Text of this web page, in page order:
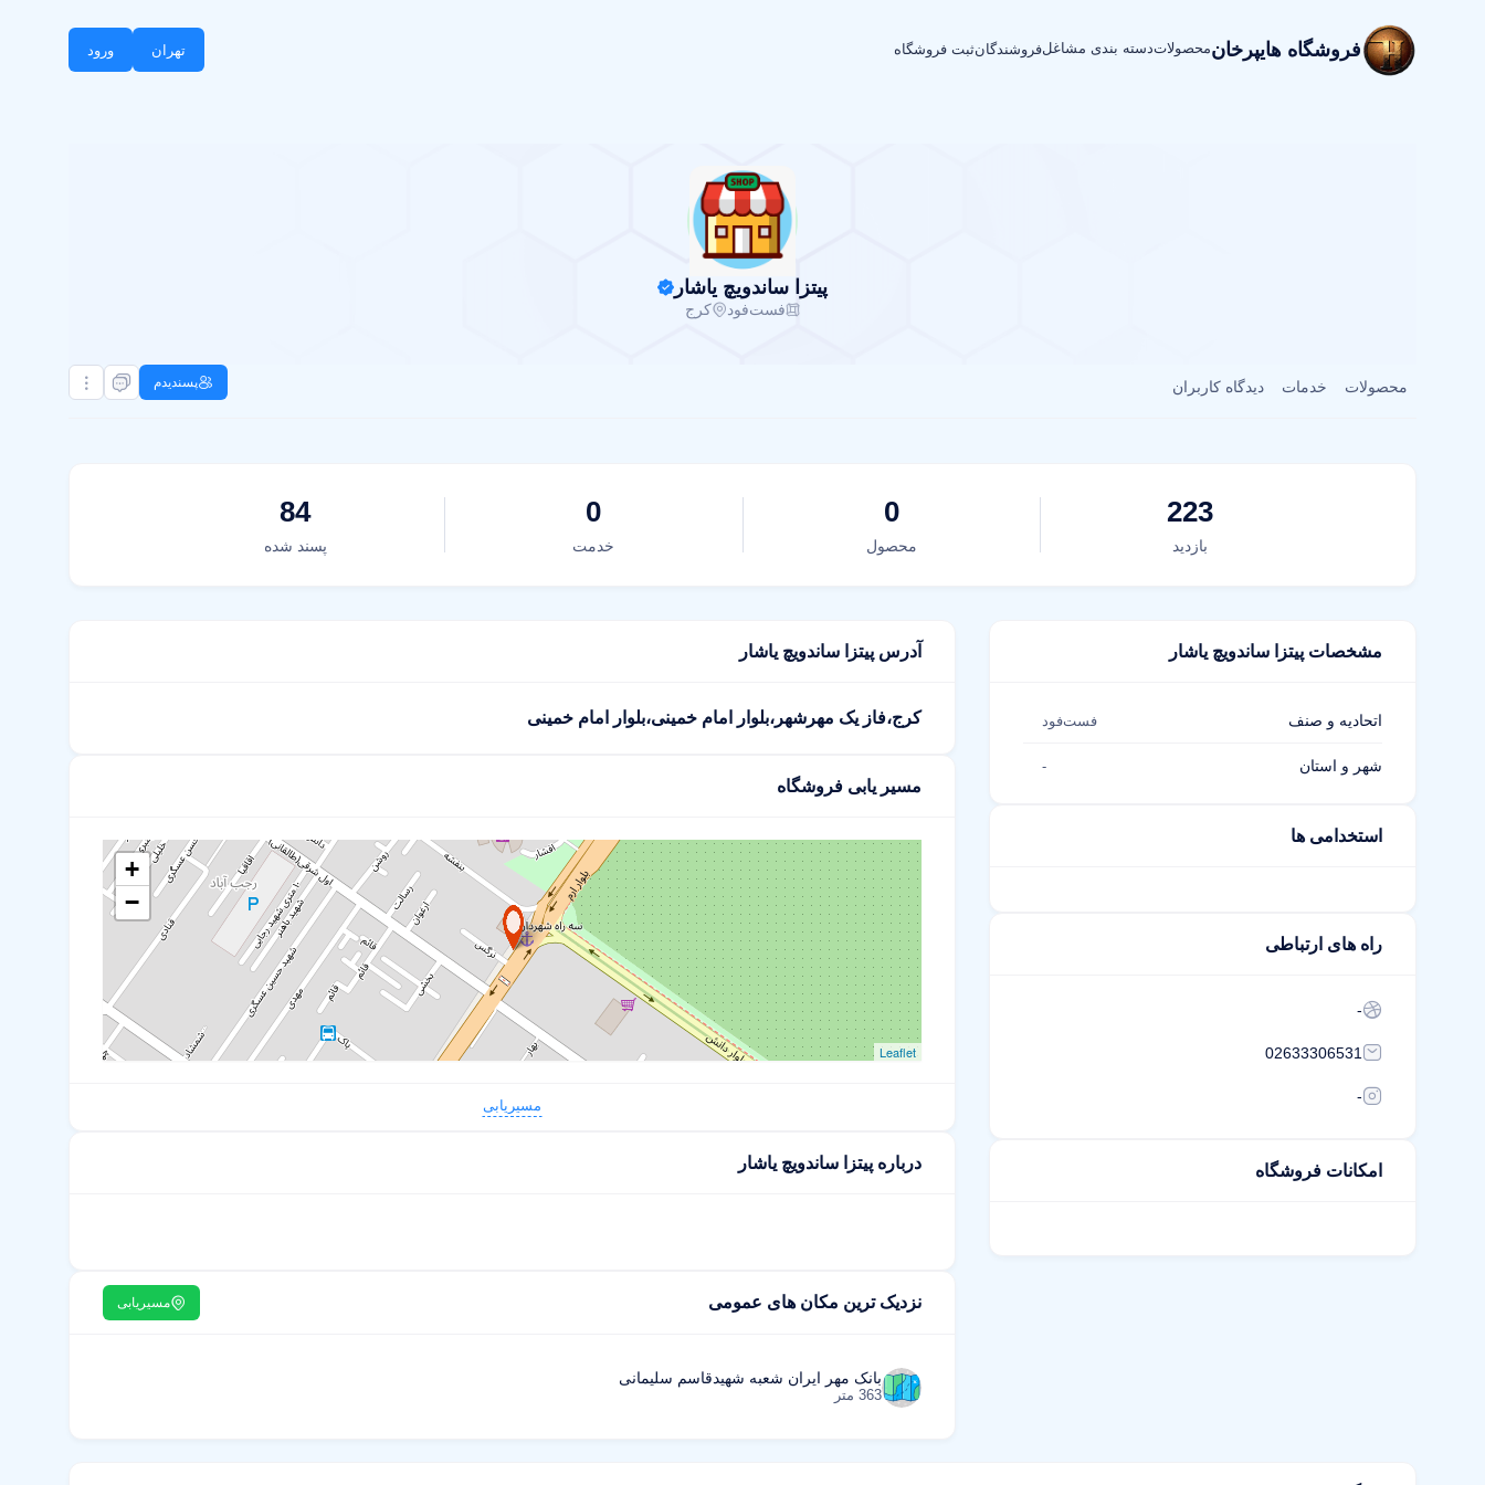
فروشگاه هایپرخانمحصولاتدسته بندی مشاغلفروشندگانثبت فروشگاه تهران ورود
پیتزا ساندویچ یاشار
فست‌فود کرج
محصولات خدمات دیدگاه کاربران پسندیدم
223
بازدید
0
محصول
0
خدمت
84
پسند شده
مشخصات پیتزا ساندویچ یاشار
اتحادیه و صنف فست‌فود
شهر و استان -
استخدامی ها
راه های ارتباطی
-
02633306531
-
امکانات فروشگاه
آدرس پیتزا ساندویچ یاشار
کرج،فاز یک مهرشهر،بلوار امام خمینی،بلوار امام خمینی
مسیر یابی فروشگاه
+
−
Leaflet
مسیریابی
درباره پیتزا ساندویچ یاشار
نزدیک ترین مکان های عمومی مسیریابی
بانک مهر ایران شعبه شهیدقاسم سلیمانی
363 متر